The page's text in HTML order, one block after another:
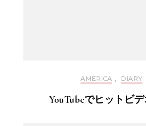
AMERICA , DIARY
YouTubeでヒットビデ